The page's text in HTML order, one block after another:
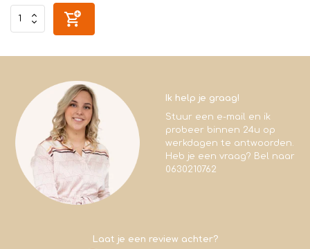
Ik help je graag!
Stuur een e-mail en ik
probeer binnen 24u op
werkdagen te antwoorden.
Heb je een vraag? Bel naar
0630210762
Laat je een review achter?